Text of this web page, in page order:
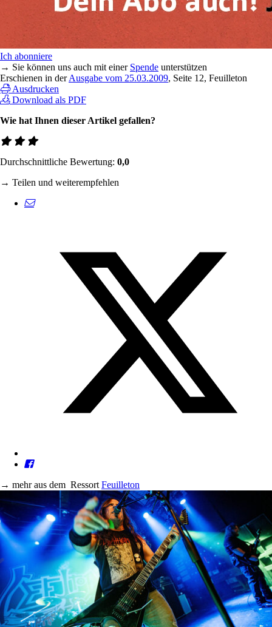
Ich abonniere
→ Sie können uns auch mit einer Spende unterstützen
Erschienen in derAusgabe vom 25.03.2009, Seite 12, Feuilleton
Ausdrucken
Download als PDF
Wie hat Ihnen dieser Artikel gefallen?
Durchschnittliche Bewertung: 0,0
→ Teilen und weiterempfehlen
→ mehr aus dem Ressort Feuilleton